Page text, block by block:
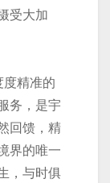
受大加
度精准的
务，是宇
回馈，精
界的唯一
，与时俱